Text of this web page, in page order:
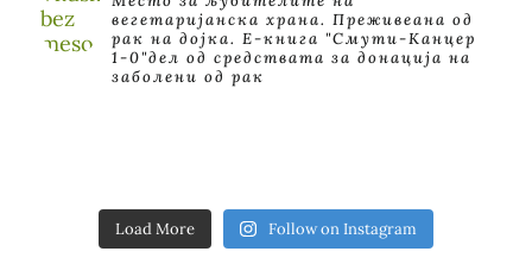
вегетаријанска храна. Преживеана од
рак на дојка. E-книга "Смути-Канцер
1-0"дел од средствата за донација на
заболени од рак
Load More Follow on Instagram